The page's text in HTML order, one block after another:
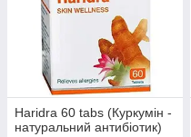
Haridra 60 tabs (Куркумін -
натуральний антибіотик)